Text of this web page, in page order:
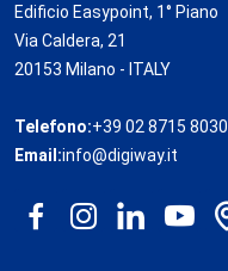
Edificio Easypoint, 1° Piano
Via Caldera, 21
20153 Milano - ITALY
Telefono:+39 02 8715 8030
Email:info@digiway.it